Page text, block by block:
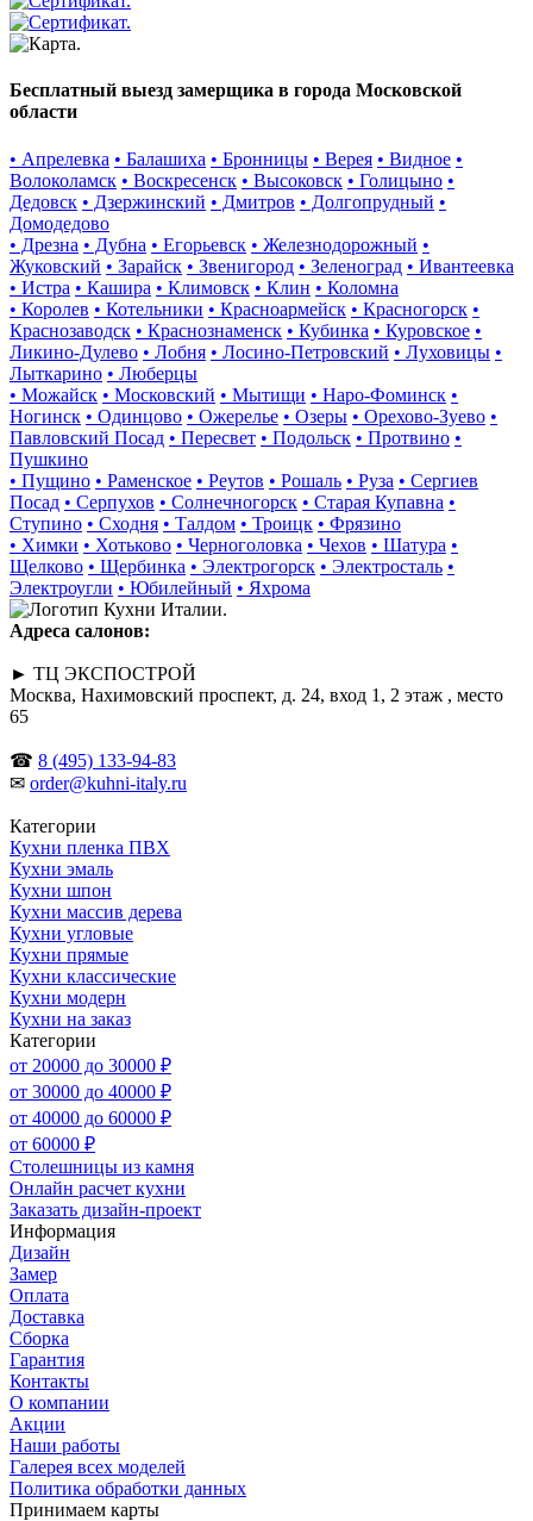
Бесплатный выезд замерщика в города Московской
области
• Апрелевка • Балашиха • Бронницы • Верея • Видное •
Волоколамск • Воскресенск • Высоковск • Голицыно •
Дедовск • Дзержинский • Дмитров • Долгопрудный •
Домодедово
• Дрезна • Дубна • Егорьевск • Железнодорожный •
Жуковский • Зарайск • Звенигород • Зеленоград • Ивантеевка
• Истра • Кашира • Климовск • Клин • Коломна
• Королев • Котельники • Красноармейск • Красногорск •
Краснозаводск • Краснознаменск • Кубинка • Куровское •
Ликино-Дулево • Лобня • Лосино-Петровский • Луховицы •
Лыткарино • Люберцы
• Можайск • Московский • Мытищи • Наро-Фоминск •
Ногинск • Одинцово • Ожерелье • Озеры • Орехово-Зуево •
Павловский Посад • Пересвет • Подольск • Протвино •
Пушкино
• Пущино • Раменское • Реутов • Рошаль • Руза • Сергиев
Посад • Серпухов • Солнечногорск • Старая Купавна •
Ступино • Сходня • Талдом • Троицк • Фрязино
• Химки • Хотьково • Черноголовка • Чехов • Шатура •
Щелково • Щербинка • Электрогорск • Электросталь •
Электроугли • Юбилейный • Яхрома
Адреса салонов:
► ТЦ ЭКСПОСТРОЙ
Москва, Нахимовский проспект, д. 24, вход 1, 2 этаж , место
65
☎ 8 (495) 133-94-83
✉ order@kuhni-italy.ru
Категории
Кухни пленка ПВХ
Кухни эмаль
Кухни шпон
Кухни массив дерева
Кухни угловые
Кухни прямые
Кухни классические
Кухни модерн
Кухни на заказ
Категории
от 20000 до 30000 ₽
от 30000 до 40000 ₽
от 40000 до 60000 ₽
от 60000 ₽
Столешницы из камня
Онлайн расчет кухни
Заказать дизайн-проект
Информация
Дизайн
Замер
Оплата
Доставка
Сборка
Гарантия
Контакты
О компании
Акции
Наши работы
Галерея всех моделей
Политика обработки данных
Принимаем карты